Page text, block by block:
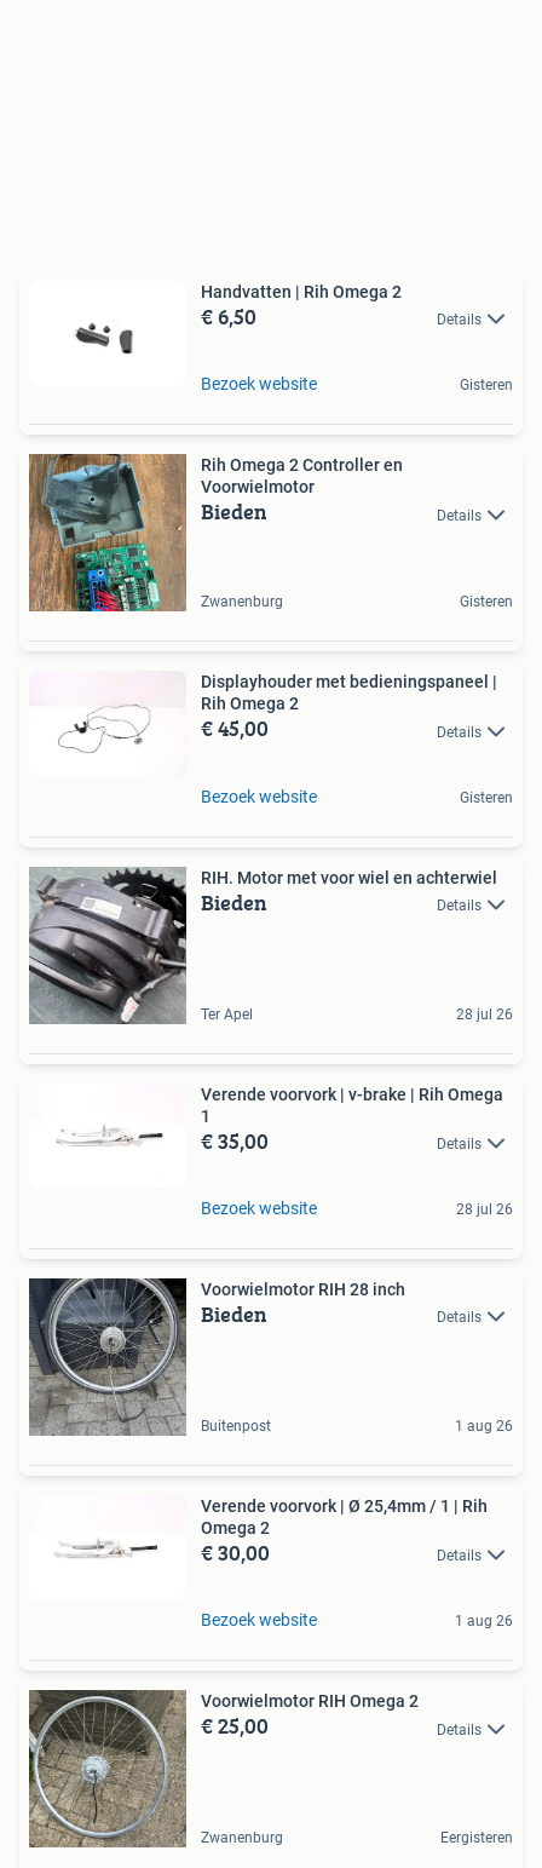
Handvatten | Rih Omega 2
€ 6,50 Details
Bezoek website Gisteren
Rih Omega 2 Controller en
Voorwielmotor
Bieden Details
Zwanenburg Gisteren
Displayhouder met bedieningspaneel |
Rih Omega 2
€ 45,00 Details
Bezoek website Gisteren
RIH. Motor met voor wiel en achterwiel
Bieden Details
Ter Apel 28 jul 26
Verende voorvork | v-brake | Rih Omega
1
€ 35,00 Details
Bezoek website 28 jul 26
Voorwielmotor RIH 28 inch
Bieden Details
Buitenpost 1 aug 26
Verende voorvork | Ø 25,4mm / 1 | Rih
Omega 2
€ 30,00 Details
Bezoek website 1 aug 26
Voorwielmotor RIH Omega 2
€ 25,00 Details
Zwanenburg Eergisteren